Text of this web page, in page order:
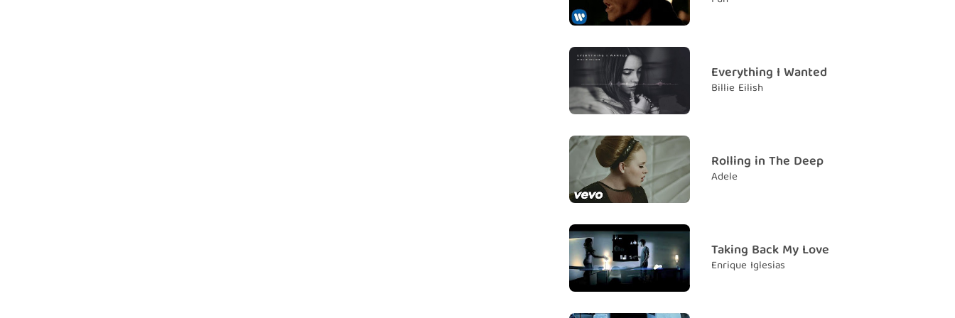
You know that I'll always be in love with you
Right til the end
Cho đến khi kết thúc
So tonight I'm gonna find a way to make it without you
Tonight I'm gonna find a way to make it without you
Đêm nay, em sẽ tìm ra cách để sống mà không có anh
I'm gonna hold on to the times that we had
Tonight I'm gonna find a way to make it without you
Đêm nay, em sẽ tìm ra cách để sống mà không có anh
Anybody could've told you right from the start
Đã có ai nói với anh ngay từ đầu
Everything I Wanted
Billie Eilish
Rolling in The Deep
Adele
Taking Back My Love
Enrique Iglesias